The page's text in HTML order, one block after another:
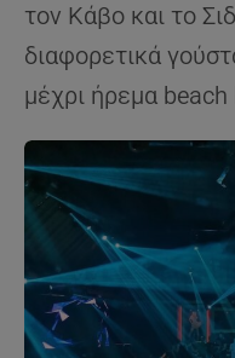
τον Κάβο και το
διαφορετικά
μέχρι ήρεμα beach